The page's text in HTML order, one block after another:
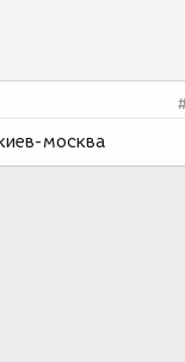
москва